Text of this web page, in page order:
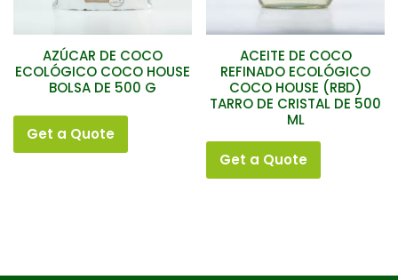
AZÚCAR DE COCO
ECOLÓGICO COCO HOUSE
BOLSA DE 500 G
Get a Quote
ACEITE DE COCO
REFINADO ECOLÓGICO
COCO HOUSE (RBD)
TARRO DE CRISTAL DE 500
ML
Get a Quote